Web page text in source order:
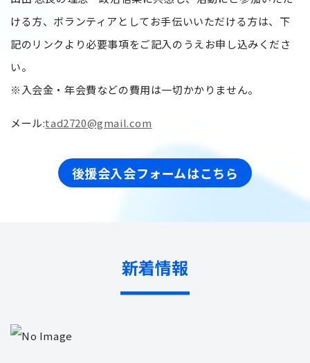
ける方、ボランティアとしてお手伝いいただける方は、下
記のリンクより必要事項をご記入のうえお申し込みくださ
い。
※入会金・年会費などの費用は一切かかりません。
メール:tad2720@gmail.com
後援会入会フォームはこちら
新着情報